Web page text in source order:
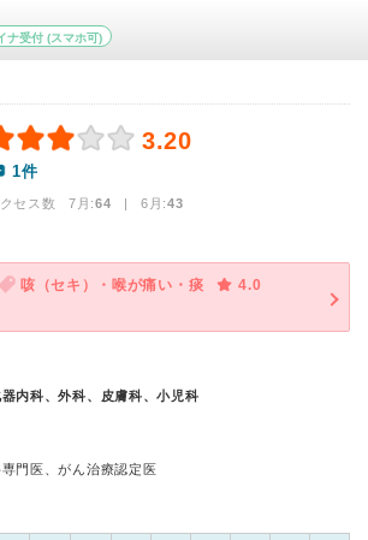
ナ受付(スマホ可)
3.20
1件
セス数 7月:64 | 6月:43
咳（セキ）・喉が痛い・痰
4.0
内科、外科、皮膚科、小児科
門医、がん治療認定医